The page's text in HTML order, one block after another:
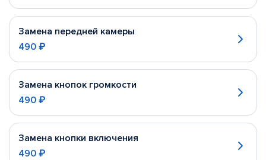
Замена передней камеры
490 ₽
Замена кнопок громкости
490 ₽
Замена кнопки включения
490 ₽